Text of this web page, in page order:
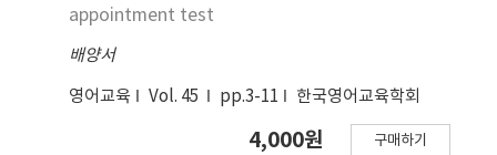
appointment test
배양서
영어교육 Vol. 45 pp.3-11 한국영어교육학회
4,000원 구매하기